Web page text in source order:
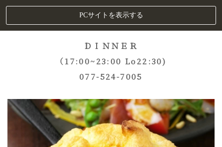
PCサイトを表示する
ＤＩＮＮＥＲ
（17:00~23:00 Lo22:30)
077-524-7005